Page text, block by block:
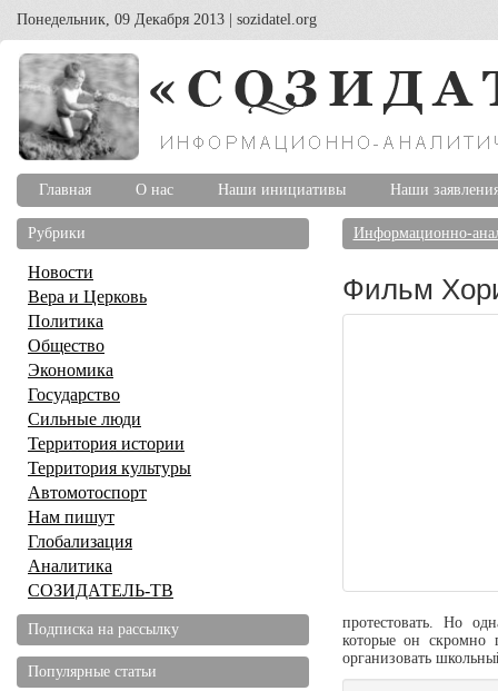
Понедельник, 09 Декабря 2013 | sozidatel.org
Главная О нас Наши инициативы Наши
Рубрики
Новости
Вера и Церковь
Политика
Общество
Экономика
Государство
Сильные люди
Территория истории
Территория культуры
Автомотоспорт
Нам пишут
Глобализация
Аналитика
СОЗИДАТЕЛЬ-ТВ
Подписка на рассылку
Популярные статьи
Информационно-
Фильм
протестовать. Но
которые он скромно
организовать